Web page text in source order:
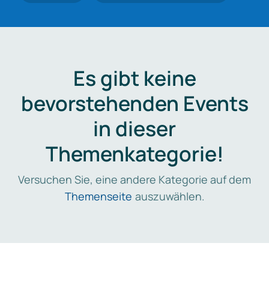
Es gibt keine
bevorstehenden Events
in dieser
Themenkategorie!
Versuchen Sie, eine andere Kategorie auf dem
Themenseite auszuwählen.